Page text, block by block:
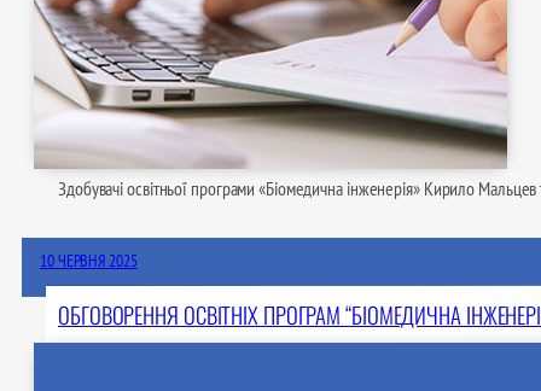
Здобувачі освітньої програми «Біомедична інженерія» Кирило
10 ЧЕРВНЯ 2025
ОБГОВОРЕННЯ ОСВІТНІХ ПРОГРАМ “БІОМЕДИЧНА